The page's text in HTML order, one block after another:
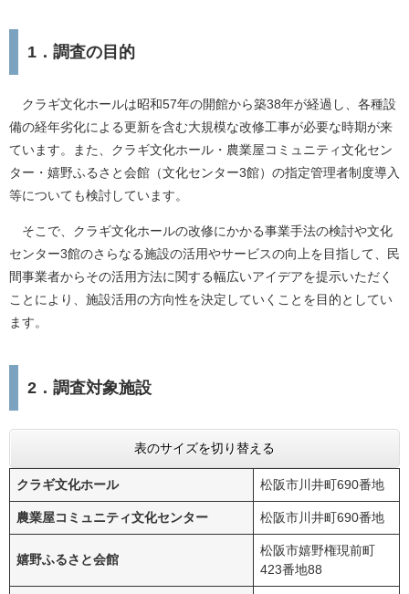
1．調査の目的
クラギ文化ホールは昭和57年の開館から築38年が経過し、各種設
備の経年劣化による更新を含む大規模な改修工事が必要な時期が来
ています。また、クラギ文化ホール・農業屋コミュニティ文化セン
ター・嬉野ふるさと会館（文化センター3館）の指定管理者制度導入
等についても検討しています。
そこで、クラギ文化ホールの改修にかかる事業手法の検討や文化
センター3館のさらなる施設の活用やサービスの向上を目指して、民
間事業者からその活用方法に関する幅広いアイデアを提示いただく
ことにより、施設活用の方向性を決定していくことを目的としてい
ます。
2．調査対象施設
表のサイズを切り替える
クラギ文化ホール 松阪市川井町690番地
農業屋コミュニティ文化センター 松阪市川井町690番地
嬉野ふるさと会館
松阪市嬉野権現前町
423番地88